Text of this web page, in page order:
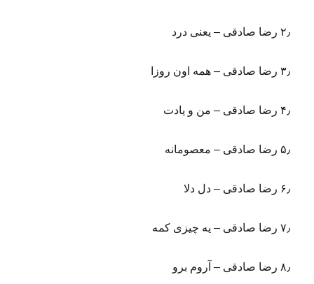
۲٫ رضا صادقی – یعنی درد
۳٫ رضا صادقی – همه اون روزا
۴٫ رضا صادقی – من و یادت
۵٫ رضا صادقی – معصومانه
۶٫ رضا صادقی – دل دلا
۷٫ رضا صادقی – یه چیزی کمه
۸٫ رضا صادقی – آروم برو